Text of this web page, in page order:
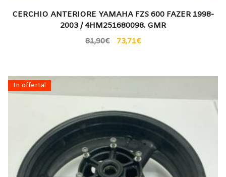
CERCHIO ANTERIORE YAMAHA FZS 600 FAZER 1998-
2003 / 4HM251680098. GMR
81,90€ 73,71€
In offerta!